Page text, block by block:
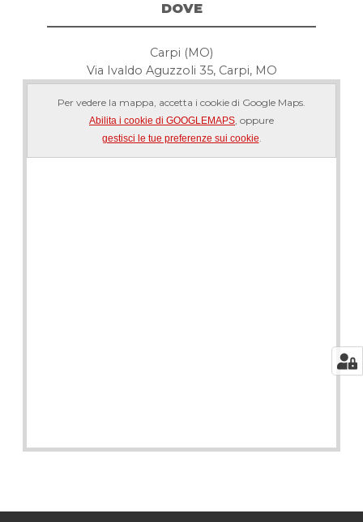
DOVE
Carpi (MO)
Via Ivaldo Aguzzoli 35, Carpi, MO
Per vedere la mappa, accetta i cookie di Google Maps.
Abilita i cookie di GOOGLEMAPS, oppure
gestisci le tue preferenze sui cookie.